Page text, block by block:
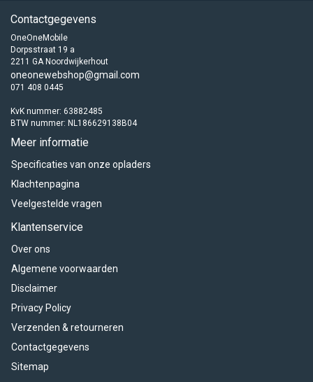
Contactgegevens
OneOneMobile
Dorpsstraat 19 a
2211 GA Noordwijkerhout
oneonewebshop@gmail.com
071 408 0445
KvK nummer: 63882485
BTW nummer: NL186629138B04
Meer informatie
Specificaties van onze opladers
Klachtenpagina
Veelgestelde vragen
Klantenservice
Over ons
Algemene voorwaarden
Disclaimer
Privacy Policy
Verzenden & retourneren
Contactgegevens
Sitemap